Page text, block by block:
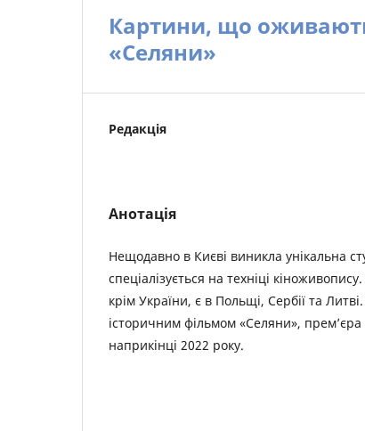
Картини, що
«Селяни»
Редакція
Анотація
Нещодавно в Києві виникла унікальна
спеціалізується на техніці
крім України, є в Польщі, Сербії та
історичним фільмом «Селяни», прем’єра
наприкінці 2022 року.